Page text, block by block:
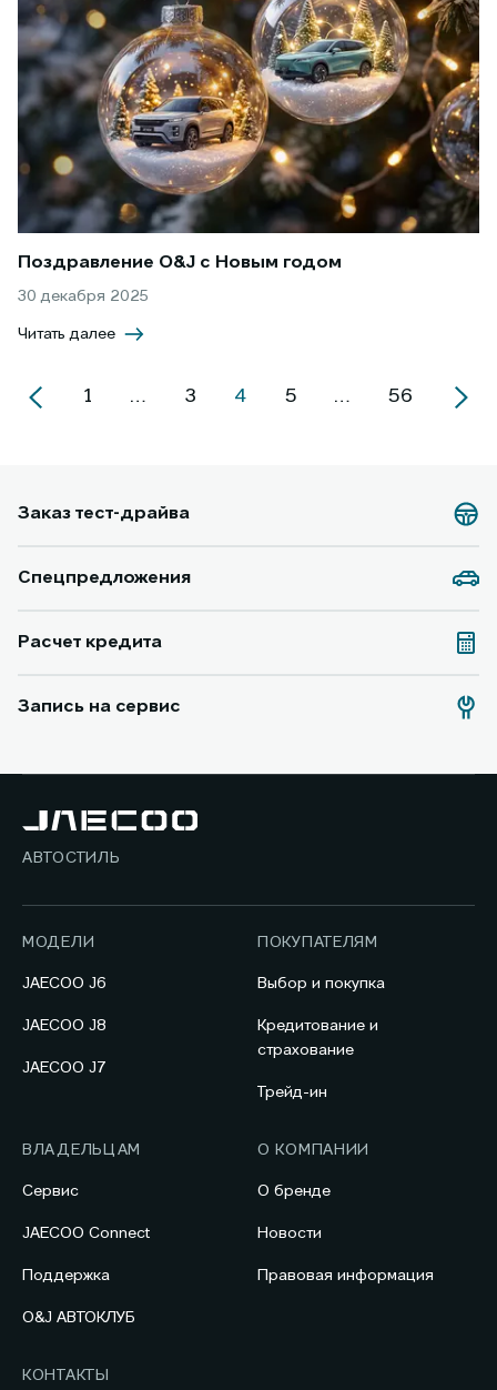
Поздравление O&J с Новым годом
30 декабря 2025
Читать далее
1 … 3 4 5 … 56
Заказ тест-драйва
Спецпредложения
Расчет кредита
Запись на сервис
АВТОСТИЛЬ
МОДЕЛИ
JAECOO J6
JAECOO J8
JAECOO J7
ПОКУПАТЕЛЯМ
Выбор и покупка
Кредитование и
страхование
Трейд-ин
ВЛАДЕЛЬЦАМ
Сервис
JAECOO Connect
Поддержка
O&J АВТОКЛУБ
О КОМПАНИИ
О бренде
Новости
Правовая информация
КОНТАКТЫ